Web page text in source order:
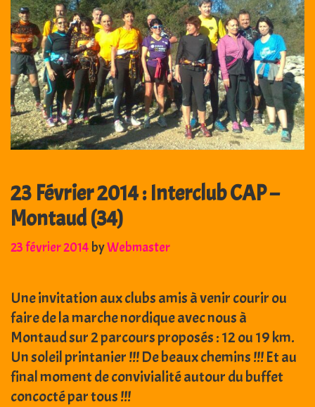
23 Février 2014 : Interclub CAP –
Montaud (34)
23 février 2014 byWebmaster
Une invitation aux clubs amis à venir courir ou
faire de la marche nordique avec nous à
Montaud sur 2 parcours proposés : 12 ou 19 km.
Un soleil printanier !!! De beaux chemins !!! Et au
final moment de convivialité autour du buffet
concocté par tous !!!